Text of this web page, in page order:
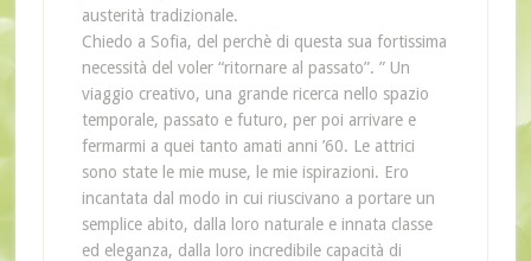
austerità tradizionale.
Chiedo a Sofia, del perchè di questa sua fortissima
necessità del voler “ritornare al passato”. ” Un
viaggio creativo, una grande ricerca nello spazio
temporale, passato e futuro, per poi arrivare e
fermarmi a quei tanto amati anni ’60. Le attrici
sono state le mie muse, le mie ispirazioni. Ero
incantata dal modo in cui riuscivano a portare un
semplice abito, dalla loro naturale e innata classe
ed eleganza, dalla loro incredibile capacità di